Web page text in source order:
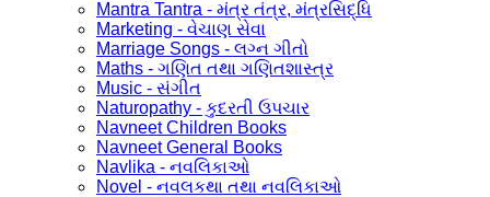
Mantra Tantra - મંત્ર તંત્ર, મંત્રસિદ્ધિ
Marketing - વેચાણ સેવા
Marriage Songs - લગ્ન ગીતો
Maths - ગણિત તથા ગણિતશાસ્ત્ર
Music - સંગીત
Naturopathy - કુદરતી ઉપચાર
Navneet Children Books
Navneet General Books
Navlika - નવલિકાઓ
Novel - નવલકથા તથા નવલિકાઓ